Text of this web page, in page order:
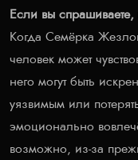
Если вы спрашиваете,
Когда Семёрка
человек может
него могут быть
уязвимым или
эмоционально
возможно, из-за